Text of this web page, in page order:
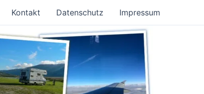
Kontakt Datenschutz Impressum